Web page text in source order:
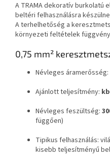
A TRAMA dekoratív burkolatú
beltéri felhasználásra
A terhelhetőség a
környezeti feltételek
0,75 mm²
Névleges áramerősség:
Ajánlott teljesítmény:
Névleges feszültség:
függően)
Tipikus felhasználás:
kisebb teljesítményű